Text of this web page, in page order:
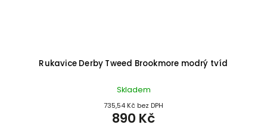
Rukavice Derby Tweed Brookmore modrý tvíd
Skladem
735,54 Kč bez DPH
890 Kč